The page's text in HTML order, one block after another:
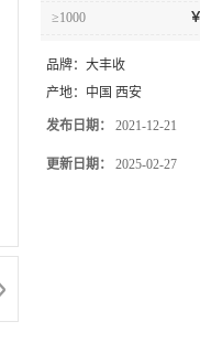
≥1000 ￥
品牌： 大丰收
产地： 中国 西安
发布日期： 2021-12-21
更新日期： 2025-02-27